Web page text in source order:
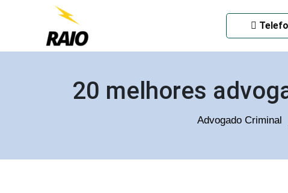
20 melhores
Advogado Criminal